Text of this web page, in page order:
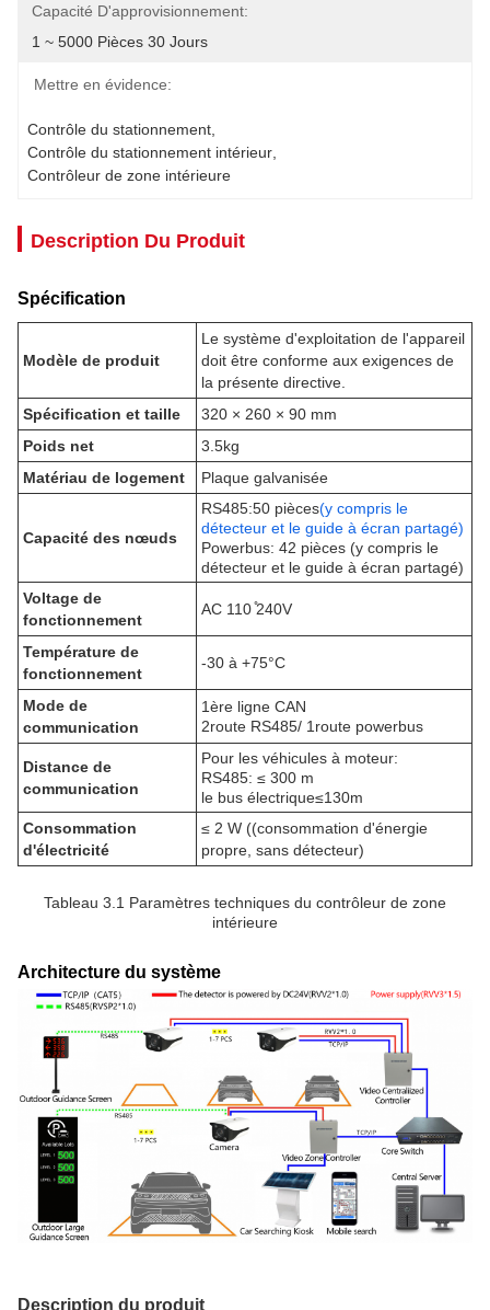
Capacité D'approvisionnement:
1 ~ 5000 Pièces 30 Jours
Mettre en évidence:
Contrôle du stationnement
Contrôle du stationnement intérieur
Contrôleur de zone intérieure
Description Du Produit
Spécification
Modèle de produit
Le système d'exploitation de l'appareil
doit être conforme aux exigences de
la présente directive.
Spécification et taille
320 × 260 × 90 mm
Poids net
3.5kg
Matériau de logement
Plaque galvanisée
Capacité des nœuds
RS485:50 pièces(y compris le
détecteur et le guide à écran partagé)
Powerbus: 42 pièces (y compris le
détecteur et le guide à écran partagé)
Voltage de
fonctionnement
AC 110 ̊240V
Température de
fonctionnement
-30 à +75°C
Mode de
communication
1ère ligne CAN
2route RS485/ 1route powerbus
Distance de
communication
Pour les véhicules à moteur:
RS485: ≤ 300 m
le bus électrique≤130m
Consommation
d'électricité
≤ 2 W ((consommation d'énergie
propre, sans détecteur)
Tableau 3.1 Paramètres techniques du contrôleur de zone
intérieure
Architecture du système
Description du produit